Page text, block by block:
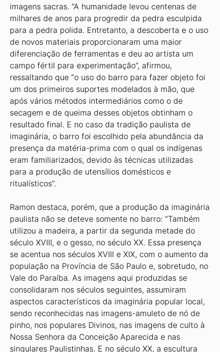
imagens sacras. “A humanidade levou centenas de
milhares de anos para progredir da pedra esculpida
para a pedra polida. Entretanto, a descoberta e o uso
de novos materiais proporcionaram uma maior
diferenciação de ferramentas e deu ao artista um
campo fértil para experimentação”, afirmou,
ressaltando que “o uso do barro para fazer objeto foi
um dos primeiros suportes modelados à mão, que
após vários métodos intermediários como o de
secagem e de queima desses objetos obtinham o
resultado final. E no caso da tradição paulista de
imaginária, o barro foi escolhido pela abundância da
presença da matéria-prima com o qual os indígenas
eram familiarizados, devido às técnicas utilizadas
para a produção de utensílios domésticos e
ritualísticos”.
Ramon destaca, porém, que a produção da imaginária
paulista não se deteve somente no barro: “Também
utilizou a madeira, a partir da segunda metade do
século XVIII, e o gesso, no século XX. Essa presença
se acentua nos séculos XVIII e XIX, com o aumento da
população na Província de São Paulo e, sobretudo, no
Vale do Paraíba. As imagens aqui produzidas se
consolidaram nos séculos seguintes, assumiram
aspectos característicos da imaginária popular local,
sendo reconhecidas nas imagens-amuleto de nó de
pinho, nos populares Divinos, nas imagens de culto à
Nossa Senhora da Conceição Aparecida e nas
singulares Paulistinhas. E no século XX, a escultura